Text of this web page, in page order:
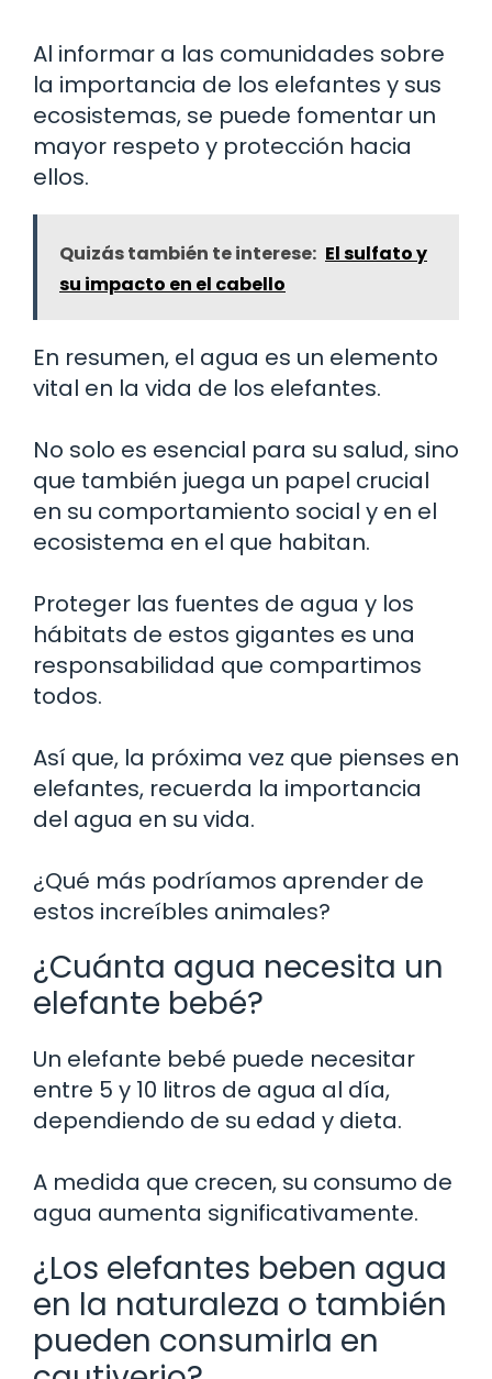
Al informar a las comunidades sobre
la importancia de los elefantes y sus
ecosistemas, se puede fomentar un
mayor respeto y protección hacia
ellos.
Quizás también te interese: El sulfato y
su impacto en el cabello
En resumen, el agua es un elemento
vital en la vida de los elefantes.
No solo es esencial para su salud, sino
que también juega un papel crucial
en su comportamiento social y en el
ecosistema en el que habitan.
Proteger las fuentes de agua y los
hábitats de estos gigantes es una
responsabilidad que compartimos
todos.
Así que, la próxima vez que pienses en
elefantes, recuerda la importancia
del agua en su vida.
¿Qué más podríamos aprender de
estos increíbles animales?
¿Cuánta agua necesita un
elefante bebé?
Un elefante bebé puede necesitar
entre 5 y 10 litros de agua al día,
dependiendo de su edad y dieta.
A medida que crecen, su consumo de
agua aumenta significativamente.
¿Los elefantes beben agua
en la naturaleza o también
pueden consumirla en